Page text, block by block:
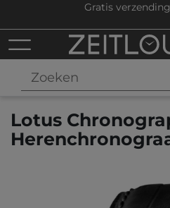
Gratis
Lotus